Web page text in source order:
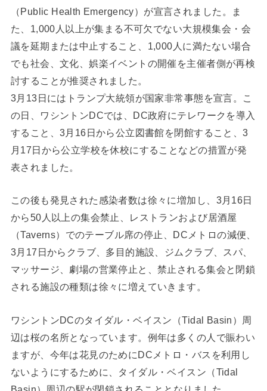
（Public Health Emergency）が宣言されました。ま
た、1,000人以上が集まる不可欠でない大規模集会・会
議を延期または中止すること、1,000人に満たない場合
でも社会、文化、娯楽イベントの開催を主催者側が再検
討することが推奨されました。
3月13日にはトランプ大統領が国家非常事態を宣言。こ
の日、ワシントンDCでは、DC政府にテレワークを導入
すること、3月16日から公立図書館を閉館すること、3
月17日から公立学校を休校にすることなどの措置が発
表されました。
この後も発見された感染者数は徐々に増加し、3月16日
から50人以上の集会禁止、レストランおよび居酒屋
（Taverns）でのテーブル席の停止、DCメトロの減便、
3月17日からクラブ、多目的施設、ジムクラブ、スパ、
マッサージ、劇場の営業停止と、禁止される集会と閉鎖
される施設の種類は徐々に増えていきます。
ワシントンDCのタイダル・ベイスン（Tidal Basin）周
辺は桜の名所となっています。例年は多くの人で賑わい
ますが、今年は花見のためにDCメトロ・バスを利用し
ないようにするために、タイダル・ベイスン（Tidal